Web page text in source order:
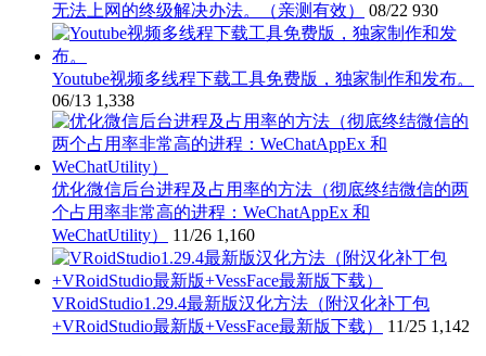
无法上网的终级解决办法。（亲测有效）
08/22 930
Youtube视频多线程下载工具免费版，独家制作和发布。
06/13 1,338
优化微信后台进程及占用率的方法（彻底终结微信的两
个占用率非常高的进程：WeChatAppEx 和
WeChatUtility）
11/26 1,160
VRoidStudio1.29.4最新版汉化方法（附汉化补丁包
+VRoidStudio最新版+VessFace最新版下载）
11/25 1,142